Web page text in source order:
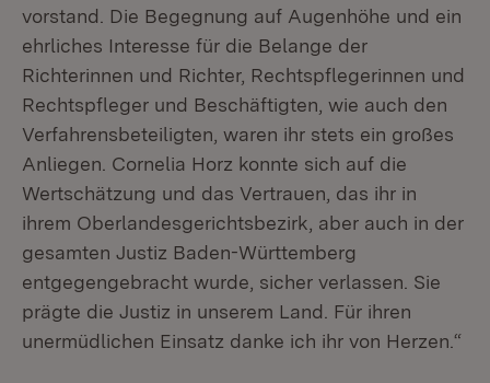
vorstand. Die Begegnung auf Augenhöhe und ein
ehrliches Interesse für die Belange der
Richterinnen und Richter, Rechtspflegerinnen und
Rechtspfleger und Beschäftigten, wie auch den
Verfahrensbeteiligten, waren ihr stets ein großes
Anliegen. Cornelia Horz konnte sich auf die
Wertschätzung und das Vertrauen, das ihr in
ihrem Oberlandesgerichtsbezirk, aber auch in der
gesamten Justiz Baden-Württemberg
entgegengebracht wurde, sicher verlassen. Sie
prägte die Justiz in unserem Land. Für ihren
unermüdlichen Einsatz danke ich ihr von Herzen.“